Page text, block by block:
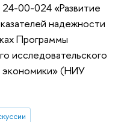
00-024 «Развитие
надежности
Программы
исследовательского
экономики» (НИУ